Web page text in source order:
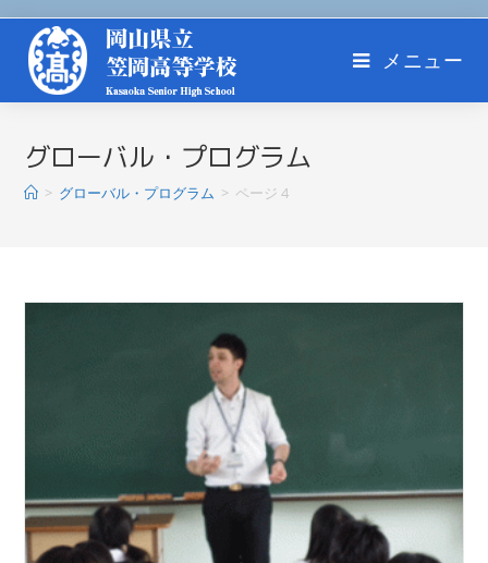
メニュー
グローバル・プログラム
> グローバル・プログラム > ページ 4